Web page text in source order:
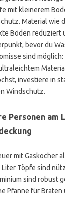
mit kleinerem
Material wie
Böden reduziert
bevor du
sind
investiere in
Windschutz.
Personen am
mit Gaskocher
Töpfe sind
sind robust
Pfanne für